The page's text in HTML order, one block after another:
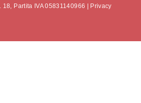
Partita IVA 05831140966 | Privacy